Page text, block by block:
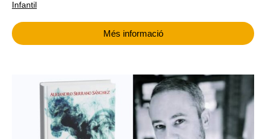
Infantil
Més informació